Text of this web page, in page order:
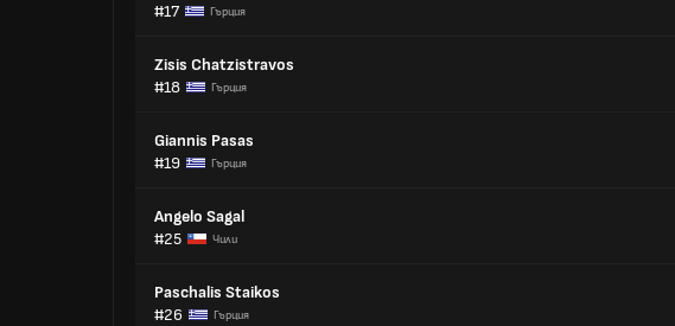
#17
Гърция
Zisis Chatzistravos
#18
Гърция
Giannis Pasas
#19
Гърция
Angelo Sagal
#25
Чили
Paschalis Staikos
#26
Гърция